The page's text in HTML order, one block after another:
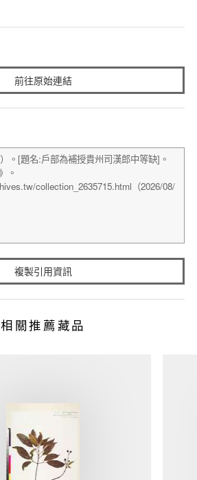
前往原始連結
複製引用資訊
相關推薦藏品